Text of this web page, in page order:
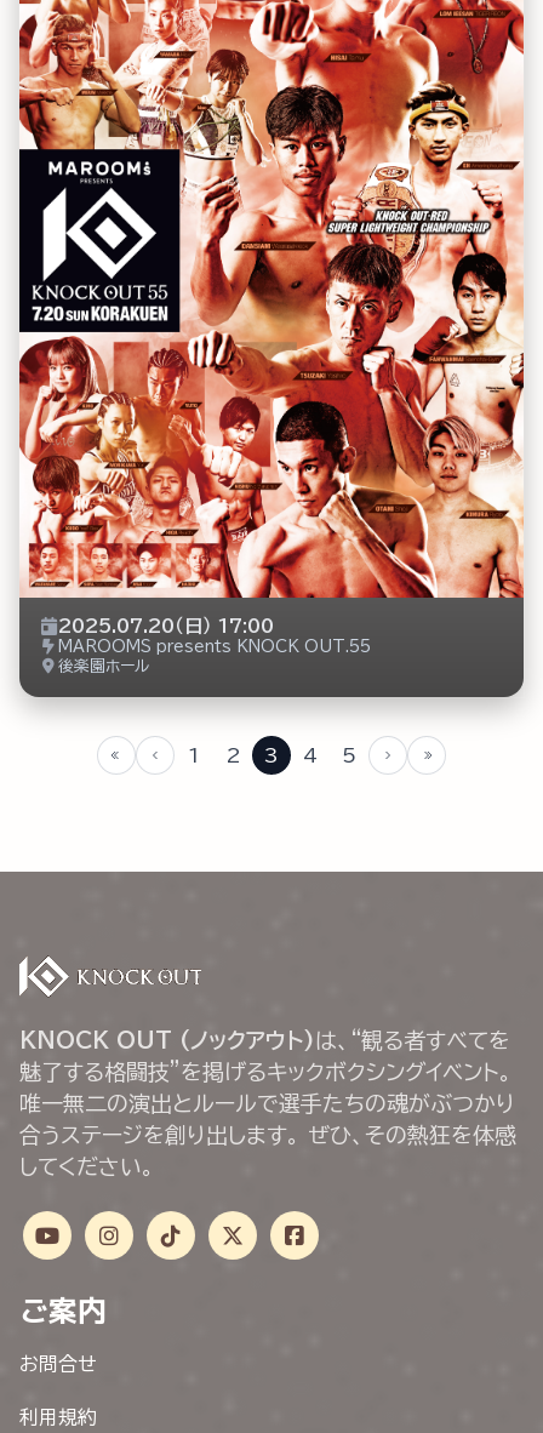
2025.07.20（日） 17:00
MAROOMS presents KNOCK OUT.55
後楽園ホール
1 2 3 4 5
KNOCK OUT (ノックアウト) は、“観る者すべてを
魅了する格闘技”を掲げるキックボクシングイベント。
唯一無二の演出とルールで選手たちの魂がぶつかり
合うステージを創り出します。 ぜひ、その熱狂を体感
してください。
ご案内
お問合せ
利用規約